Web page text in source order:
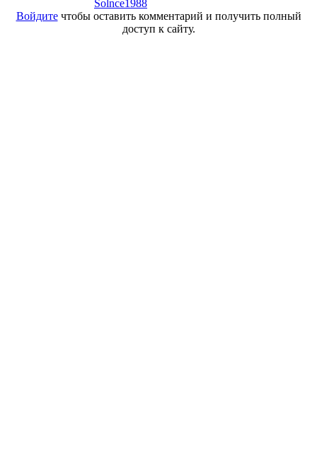
Solnce1988
Войдитечтобы оставить комментарий и получить полный
доступ к сайту.